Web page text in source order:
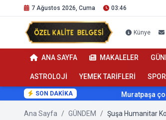
7 Ağustos 2026, Cuma 03:46
Künye
ANA SAYFA MAKALELER
ASTROLOJİ YEMEK TARİFLERİ SPOR
SON DAKİKA Muratpaşa
Ana Sayfa / GÜNDEM /